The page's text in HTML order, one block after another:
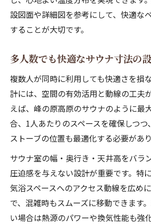
設図面や詳細図を参考にして、快適な
することが大切です。
多人数でも快適なサウナ寸法の
複数人が同時に利用しても快適さを損
計には、空間の有効活用と動線の工夫
えば、峰の原高原のサウナのように最
合、1人あたりのスペースを確保しつ
ストーブの位置も最適化する必要があり
サウナ室の幅・奥行き・天井高をバラ
圧迫感を与えない設計が重要です。特
気浴スペースへのアクセス動線を広め
で、混雑時もスムーズに移動できます
い場合は熱源のパワーや換気性能も強